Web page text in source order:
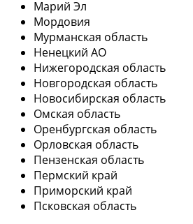
Марий Эл
Мордовия
Мурманская область
Ненецкий АО
Нижегородская область
Новгородская область
Новосибирская область
Омская область
Оренбургская область
Орловская область
Пензенская область
Пермский край
Приморский край
Псковская область